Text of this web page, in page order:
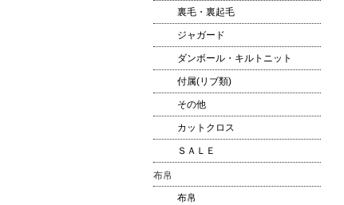
裏毛・裏起毛
ジャガード
ダンボール・キルトニット
付属(リブ類)
その他
カットクロス
ＳＡＬＥ
布帛
布帛